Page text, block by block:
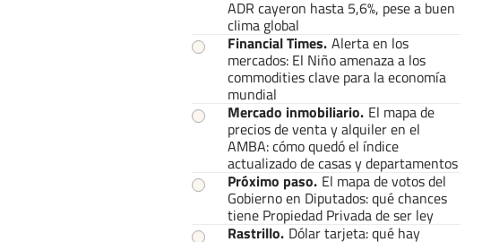
ADR cayeron hasta 5,6%, pese a buen
clima global
Financial Times. Alerta en los
mercados: El Niño amenaza a los
commodities clave para la economía
mundial
Mercado inmobiliario. El mapa de
precios de venta y alquiler en el
AMBA: cómo quedó el índice
actualizado de casas y departamentos
Próximo paso. El mapa de votos del
Gobierno en Diputados: qué chances
tiene Propiedad Privada de ser ley
Rastrillo. Dólar tarjeta: qué hay